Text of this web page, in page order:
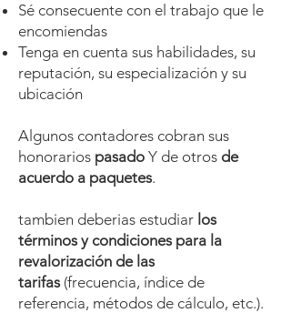
Sé consecuente con el trabajo que le
encomiendas
Tenga en cuenta sus habilidades, su
reputación, su especialización y su
ubicación
Algunos contadores cobran sus
honorarios pasado Y de otros de
acuerdo a paquetes.
tambien deberias estudiar los
términos y condiciones para la
revalorización de las
tarifas (frecuencia, índice de
referencia, métodos de cálculo, etc.).​